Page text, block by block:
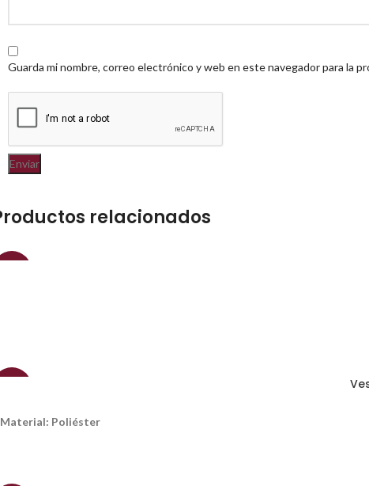
Guarda mi nombre, correo electrónico y web en este navegador para la
relacionados
Material: Poliéster